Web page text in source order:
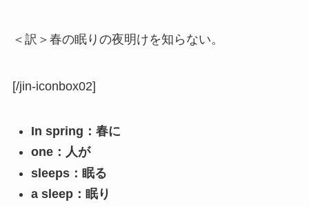
＜訳＞春の眠りの夜明けを知らない。
[/jin-iconbox02]
In spring：春に
one：人が
sleeps：眠る
a sleep：眠り